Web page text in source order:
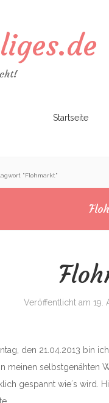
Startseite
"Flohmarkt"
Veröffentlicht am 19.
den 21.04.2013 bin
meinen selbstgenähten
gespannt wie´s wird.